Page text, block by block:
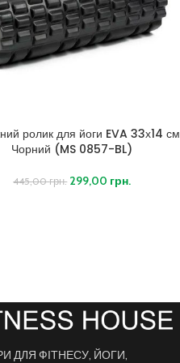
ролик для йоги EVA 33х14 см
Чорний (MS 0857-BL)
445,00грн. 299,00 грн.
ДЛЯ ФІТНЕСУ, ЙОГИ,